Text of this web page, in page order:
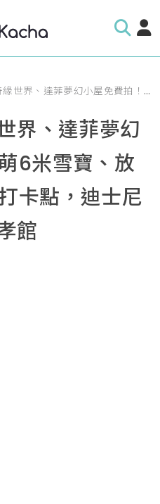
免費拍！超萌6米雪寶、放大版達菲熊耶誕打卡點，迪士尼鐵粉衝SOGO忠孝館
界、達菲夢幻
6米雪寶、放
卡點，迪士尼
館